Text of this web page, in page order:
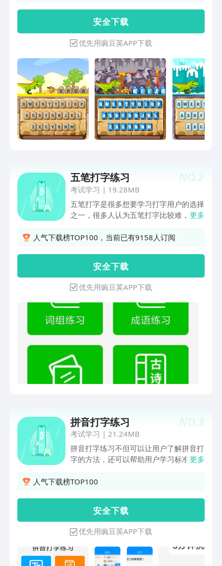
助他远离恐龙。如果你打的慢了，我们的
主角就会被吃掉！但如果你打的非常快，
就可以在屏幕上看到你打字的正确率评
估，加油，祝你好运！ 游戏特色： - 有
趣的主角设定，酷毙了的原始人！ - 卡通
版的史前世界和恐龙 - 学会快速打字，你
的小伙伴都惊呆了！ - 朋友聚会，大家一
起练打字 - 多种游戏难度，还有无尽模式
和限时模式，等你挑战！
安 全 下 载
优先用豌豆荚APP下载
NO.2
五笔打字练习
考试学习 | 19.28MB
五笔打字是很多想要学习打字用户的选择
之一，很多人认为五笔打字比较难，不好
而一款好用五笔打字练习软件则能够帮助
习，即使是初学者也可以很快的上手，不
过多久你就是五笔打字的高手，有需要的
赶快来看看吧！
更多
人气下载榜TOP100，当前已有9158人订阅
安 全 下 载
优先用豌豆荚APP下载
NO.3
拼音打字练习
考试学习 | 21.24MB
拼音打字练习不但可以让用户了解拼音打
字的方法，还可以帮助用户学习标准的拼
练习、文章练习，可以给初学汉语拼音打
效提高您的拼音打字速度以及汉字拼音掌
握能力。为拼音输入法打下良好的基础。
用户也可在线长时间打字训练，软件内含
大量拼音打字训练文章，不但提高打字速
度，还可以认识许多汉字，这软件是很好
的打字通。
更多
人气下载榜TOP100
安 全 下 载
优先用豌豆荚APP下载